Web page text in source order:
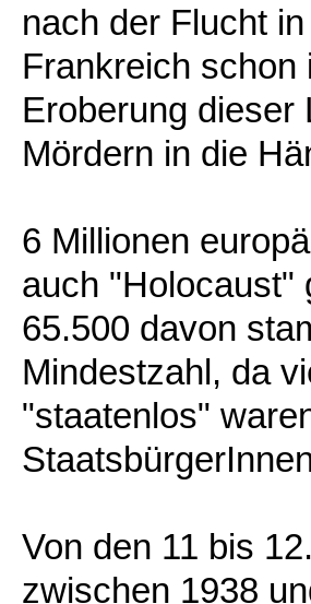
nach der Flucht
Frankreich schon
Eroberung dieser
Mördern in die
6 Millionen
auch "Holocaust"
65.500 davon
Mindestzahl, da
"staatenlos"
Von den 11 bis
zwischen 1938